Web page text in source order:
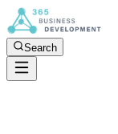
Search